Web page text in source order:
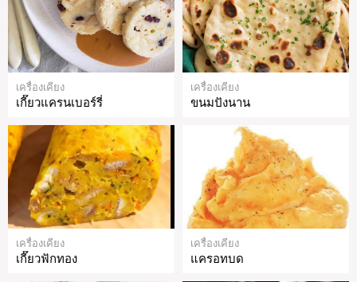
เครื่องเคียง
เกี๊ยวแครนเบอร์รี่
เครื่องเคียง
ขนมปังนาน
เครื่องเคียง
เกี๊ยวฟักทอง
เครื่องเคียง
แครอทบด